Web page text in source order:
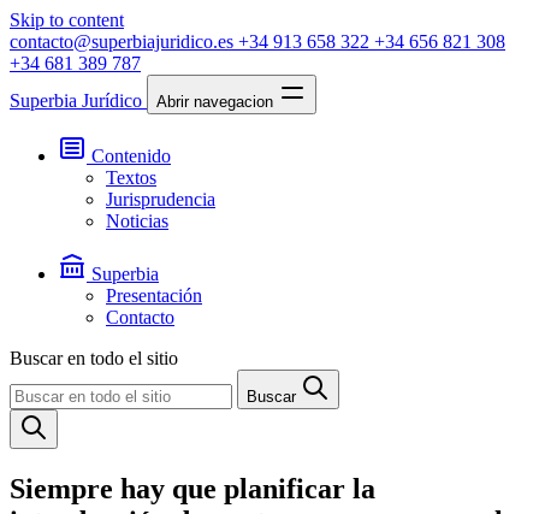
Skip to content
contacto@superbiajuridico.es +34 913 658 322 +34 656 821 308
+34 681 389 787
Superbia Jurídico
Abrir navegacion
Contenido
Textos
Jurisprudencia
Noticias
Superbia
Presentación
Contacto
Buscar en todo el sitio
Buscar
Siempre hay que planificar la